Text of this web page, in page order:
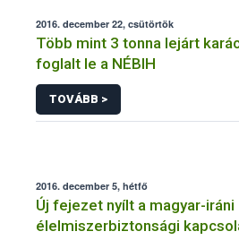
2016. december 22, csütörtök
Több mint 3 tonna lejárt
foglalt le a NÉBIH
TOVÁBB >
2016. december 5, hétfő
Új fejezet nyílt a magyar-iráni
élelmiszerbiztonsági